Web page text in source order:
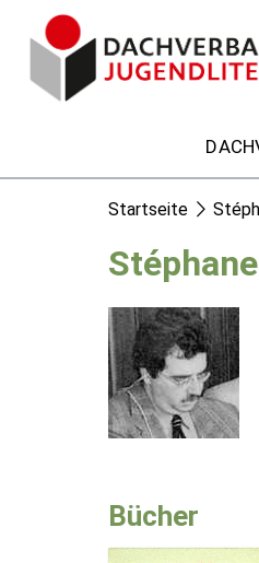
Startseite
Bücher